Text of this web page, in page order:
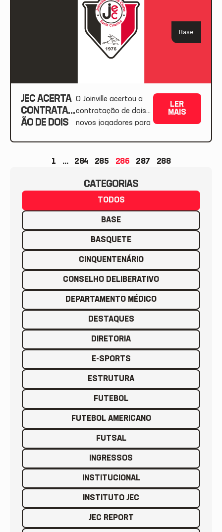
CATEGORIAS
BASE
BASQUETE
CINQUENTENÁRIO
CONSELHO DELIBERATIVO
DEPARTAMENTO MÉDICO
DESTAQUES
DIRETORIA
E-SPORTS
ESTRUTURA
FUTEBOL
FUTEBOL AMERICANO
FUTSAL
INGRESSOS
INSTITUCIONAL
INSTITUTO JEC
JEC REPORT
TODOS
Base
JEC ACERTA
CONTRATAÇ
ÃO DE DOIS
O Joinville acertou a
contratação de dois
novos jogadores para
LER
MAIS
1 … 284 285 286 287 288